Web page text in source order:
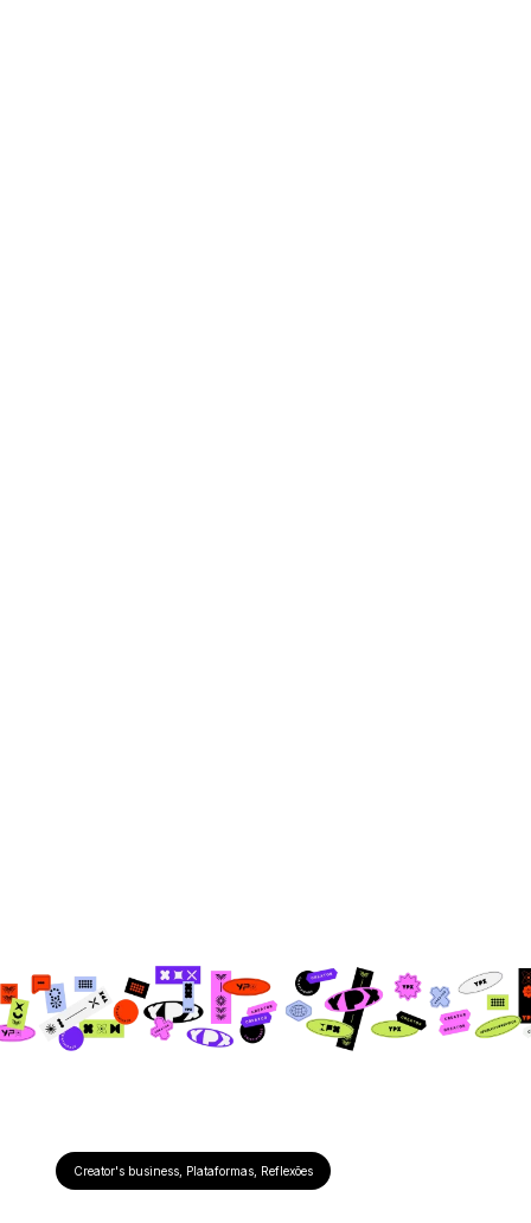
Creator's business Plataformas Reflexões